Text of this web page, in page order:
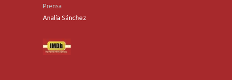
Prensa
Analía Sánchez